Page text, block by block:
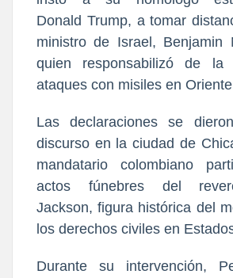
Donald Trump, a tomar
ministro de Israel, Benjamin
quien responsabilizó de la
ataques con misiles en
Las declaraciones se
discurso en la ciudad de
mandatario colombiano
actos fúnebres del
Jackson, figura histórica del
los derechos civiles en
Durante su intervención,